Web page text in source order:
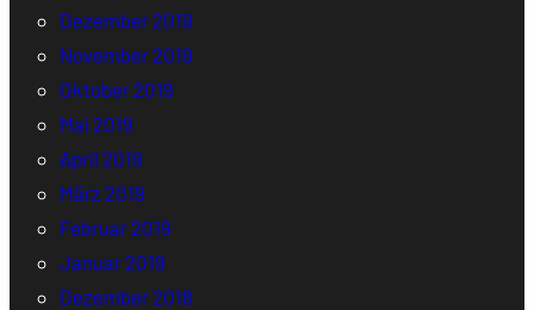
Dezember 2019
November 2019
Oktober 2019
Mai 2019
April 2019
März 2019
Februar 2019
Januar 2019
Dezember 2018